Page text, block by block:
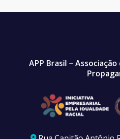
APP Brasil –